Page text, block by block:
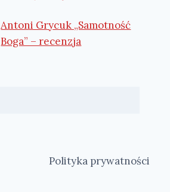
Antoni Grycuk „Samotność
Boga” – recenzja
Polityka prywatności